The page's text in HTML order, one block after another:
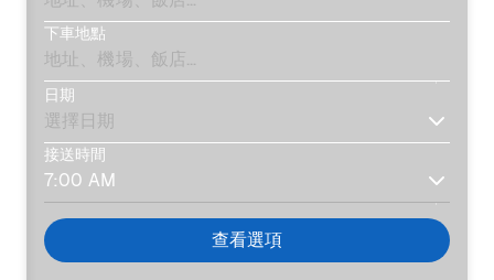
下車地點
日期
接送時間
查看選項